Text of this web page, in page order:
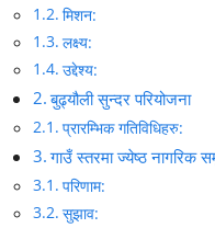
मिशन:
लक्ष्य:
उद्देश्य:
बुढ्यौली सुन्दर परियोजना
प्रारम्भिक गतिविधिहरु:
गाउँ स्तरमा ज्येष्ठ नागरिक
परिणाम:
सुझाव: